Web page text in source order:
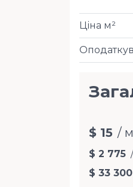
Ціна м²
$ 15 /
$ 2 775
$ 33 300